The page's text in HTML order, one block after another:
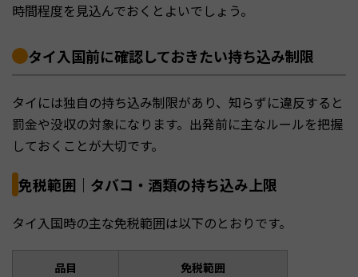
時間程度を見込んでおくとよいでしょう。
タイ入国前に確認しておきたい持ち込み制限
タイには独自の持ち込み制限があり、知らずに違反すると
罰金や没収の対象になります。出発前に主なルールを把握
しておくことが大切です。
免税範囲｜タバコ・酒類の持ち込み上限
タイ入国時の主な免税範囲は以下のとおりです。
品目 免税範囲